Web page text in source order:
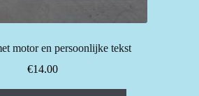
motor en persoonlijke tekst
€14.00